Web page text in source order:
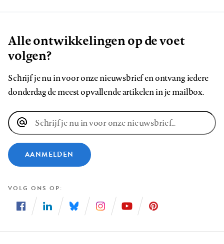
Alle ontwikkelingen op de voet
volgen?
Schrijf je nu in voor onze nieuwsbrief en ontvang iedere
donderdag de meest opvallende artikelen in je mailbox.
E-
mailadres
AANMELDEN
VOLG ONS OP
ons
ons
ons
ons
ons
ons